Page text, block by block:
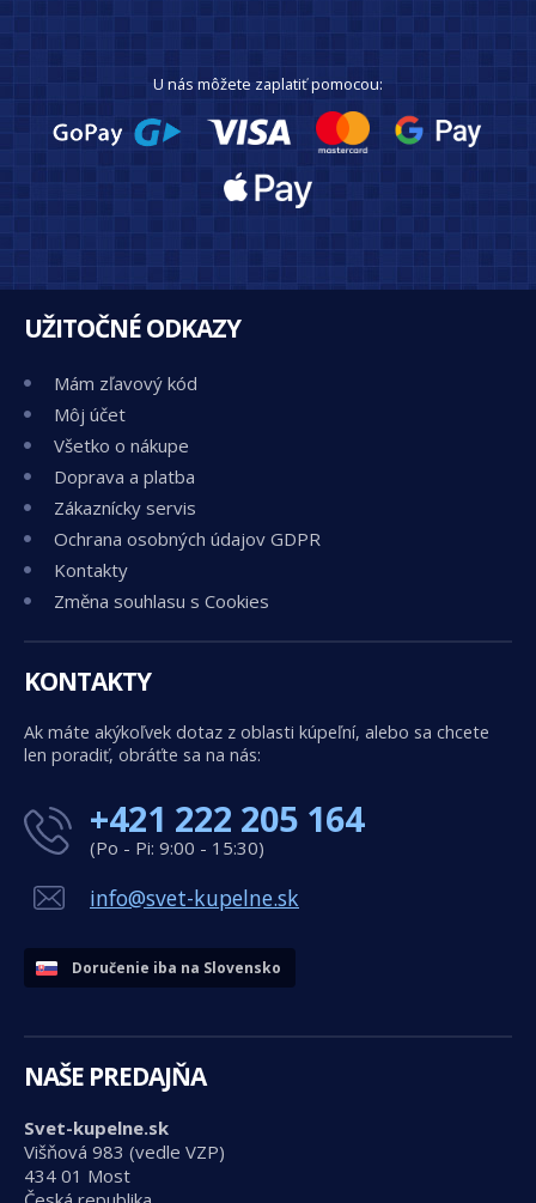
U nás môžete zaplatiť pomocou:
UŽITOČNÉ ODKAZY
Mám zľavový kód
Môj účet
Všetko o nákupe
Doprava a platba
Zákaznícky servis
Ochrana osobných údajov GDPR
Kontakty
Změna souhlasu s Cookies
KONTAKTY
Ak máte akýkoľvek dotaz z oblasti kúpeľní, alebo sa chcete
len poradiť, obráťte sa na nás:
+421 222 205 164
(Po - Pi: 9:00 - 15:30)
info@svet-kupelne.sk
Doručenie iba na Slovensko
NAŠE PREDAJŇA
Svet-kupelne.sk
Višňová 983 (vedle VZP)
434 01 Most